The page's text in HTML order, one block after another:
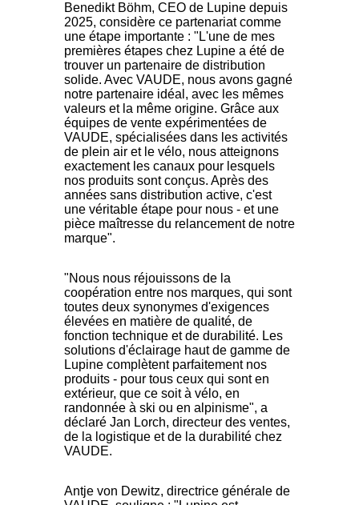
Benedikt Böhm, CEO de Lupine depuis
2025, considère ce partenariat comme
une étape importante : "L'une de mes
premières étapes chez Lupine a été de
trouver un partenaire de distribution
solide. Avec VAUDE, nous avons gagné
notre partenaire idéal, avec les mêmes
valeurs et la même origine. Grâce aux
équipes de vente expérimentées de
VAUDE, spécialisées dans les activités
de plein air et le vélo, nous atteignons
exactement les canaux pour lesquels
nos produits sont conçus. Après des
années sans distribution active, c'est
une véritable étape pour nous - et une
pièce maîtresse du relancement de notre
marque".
"Nous nous réjouissons de la
coopération entre nos marques, qui sont
toutes deux synonymes d'exigences
élevées en matière de qualité, de
fonction technique et de durabilité. Les
solutions d'éclairage haut de gamme de
Lupine complètent parfaitement nos
produits - pour tous ceux qui sont en
extérieur, que ce soit à vélo, en
randonnée à ski ou en alpinisme", a
déclaré Jan Lorch, directeur des ventes,
de la logistique et de la durabilité chez
VAUDE.
Antje von Dewitz, directrice générale de